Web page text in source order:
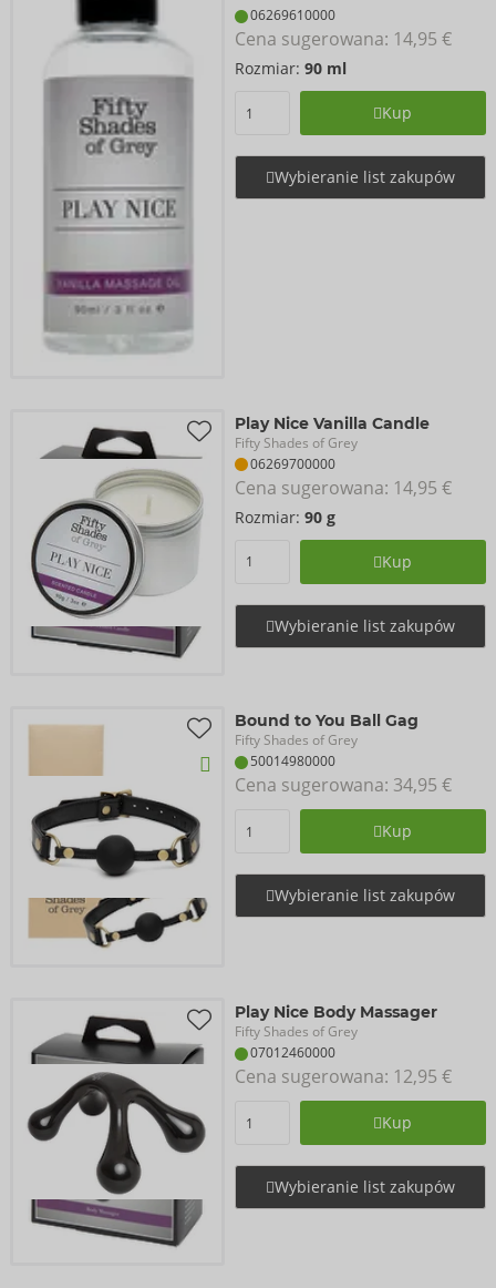
06269610000
Cena sugerowana: 14,95 €
Rozmiar: 90 ml
Kup
Wybieranie list zakupów
Play Nice Vanilla Candle
Fifty Shades of Grey
06269700000
Cena sugerowana: 14,95 €
Rozmiar: 90 g
Kup
Wybieranie list zakupów
Bound to You Ball Gag
Fifty Shades of Grey
50014980000
Cena sugerowana: 34,95 €
Kup
Wybieranie list zakupów
Play Nice Body Massager
Fifty Shades of Grey
07012460000
Cena sugerowana: 12,95 €
Kup
Wybieranie list zakupów